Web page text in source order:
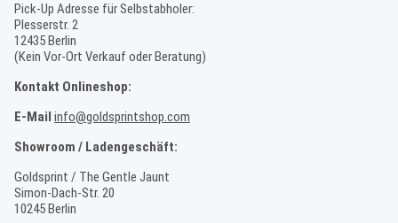
Pick-Up Adresse für Selbstabholer:
Plesserstr. 2
12435 Berlin
(Kein Vor-Ort Verkauf oder Beratung)
Kontakt Onlineshop:
E-Mail info@goldsprintshop.com
Showroom / Ladengeschäft:
Goldsprint / The Gentle Jaunt
Simon-Dach-Str. 20
10245 Berlin